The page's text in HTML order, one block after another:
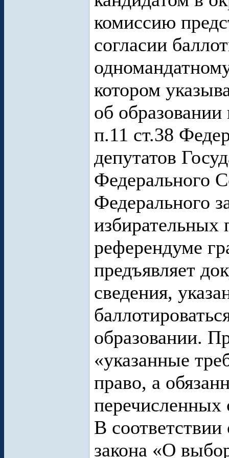
комиссию
согласии
котором
об образовании
п.11 ст.38
депутатов
Федерального
Федерального
избирательных
референдуме
предъявляет
сведения,
образовании.
«указанные
право, а
перечисленных
В
закона «О